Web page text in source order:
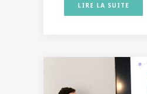
LIRE LA SUITE